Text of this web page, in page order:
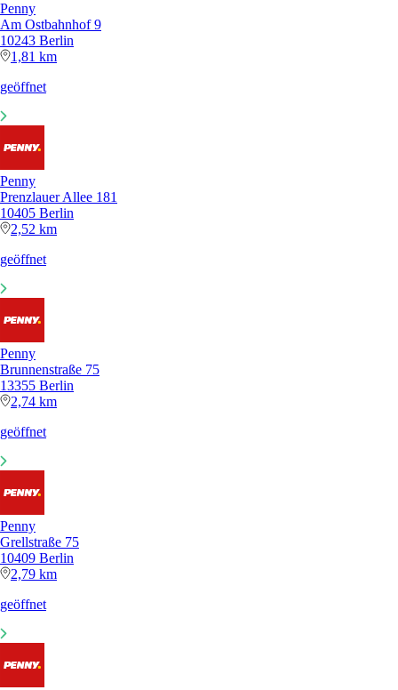
Penny
Am Ostbahnhof 9
10243 Berlin
1,81 km
geöffnet
Penny
Prenzlauer Allee 181
10405 Berlin
2,52 km
geöffnet
Penny
Brunnenstraße 75
13355 Berlin
2,74 km
geöffnet
Penny
Grellstraße 75
10409 Berlin
2,79 km
geöffnet